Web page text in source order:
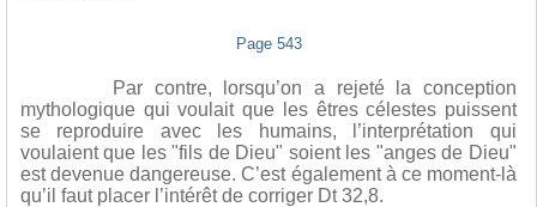
Page 543
Par contre, lorsqu’on a rejeté la conception
mythologique qui voulait que les êtres célestes puissent
se reproduire avec les humains, l’interprétation qui
voulaient que les "fils de Dieu" soient les "anges de Dieu"
est devenue dangereuse. C’est également à ce moment-là
qu’il faut placer l’intérêt de corriger Dt 32,8.